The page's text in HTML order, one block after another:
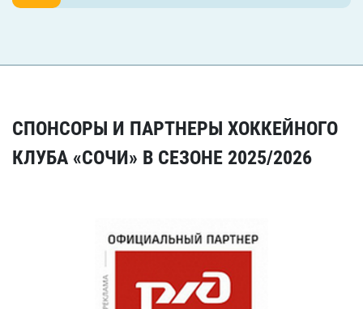
СПОНСОРЫ И ПАРТНЕРЫ ХОККЕЙНОГО
КЛУБА «СОЧИ» В СЕЗОНЕ 2025/2026